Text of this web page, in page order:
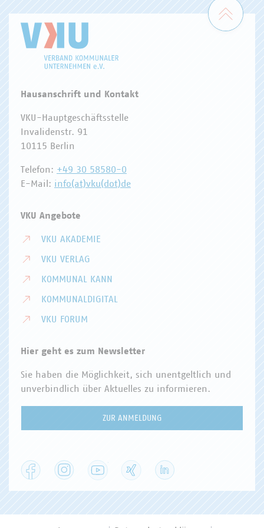
Zum
Hausanschrift und Kontakt
VKU-Hauptgeschäftsstelle
Invalidenstr. 91
10115 Berlin
Telefon: +49 30 58580-0
E-Mail: info(at)vku(dot)de
VKU Angebote
VKU AKADEMIE
VKU VERLAG
KOMMUNAL KANN
KOMMUNALDIGITAL
VKU FORUM
Hier geht es zum Newsletter
Sie haben die Möglichkeit, sich unentgeltlich und
unverbindlich über Aktuelles zu informieren.
ZUR ANMELDUNG
Facebook Instagram YouTube